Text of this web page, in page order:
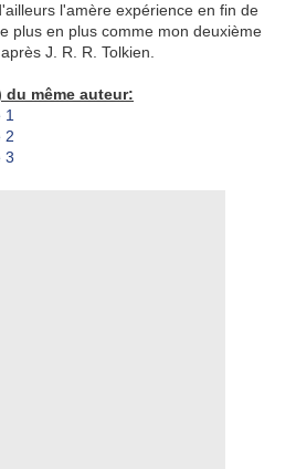
l'amère expérience en fin de
plus en plus comme mon deuxième
J. R. R. Tolkien.
même auteur:
2
3